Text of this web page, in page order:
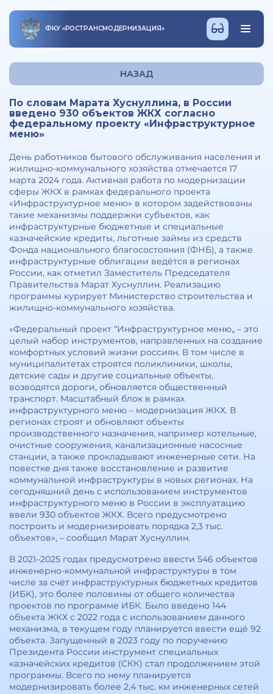
ФКУ «РОСТРАНСМОДЕРНИЗАЦИЯ»
НАЗАД
По словам Марата Хуснуллина, в России
введено 930 объектов ЖКХ согласно
федеральному проекту «Инфраструктурное
меню»
День работников бытового обслуживания населения и
жилищно-коммунального хозяйства отмечается 17
марта 2024 года. Активная работа по модернизации
сферы ЖКХ в рамках федерального проекта
«Инфраструктурное меню» в котором задействованы
такие механизмы поддержки субъектов, как
инфраструктурные бюджетные и специальные
казначейские кредиты, льготные займы из средств
Фонда национального благосостояния (ФНБ), а также
инфраструктурные облигации ведётся в регионах
России, как отметил Заместитель Председателя
Правительства Марат Хуснуллин. Реализацию
программы курирует Министерство строительства и
жилищно-коммунального хозяйства.
«Федеральный проект “Инфраструктурное меню„ – это
целый набор инструментов, направленных на создание
комфортных условий жизни россиян. В том числе в
муниципалитетах строятся поликлиники, школы,
детские сады и другие социальные объекты,
возводятся дороги, обновляется общественный
транспорт. Масштабный блок в рамках
инфраструктурного меню – модернизация ЖКХ. В
регионах строят и обновляют объекты
производственного назначения, например котельные,
очистные сооружения, канализационные насосные
станции, а также прокладывают инженерные сети. На
повестке дня также восстановление и развитие
коммунальной инфраструктуры в новых регионах. На
сегодняшний день с использованием инструментов
инфраструктурного меню в России в эксплуатацию
ввели 930 объектов ЖКХ. Всего предусмотрено
построить и модернизировать порядка 2,3 тыс.
объектов», – сообщил Марат Хуснуллин.
В 2021–2025 годах предусмотрено ввести 546 объектов
инженерно-коммунальной инфраструктуры в том
числе за счёт инфраструктурных бюджетных кредитов
(ИБК), это более половины от общего количества
проектов по программе ИБК. Было введено 144
объекта ЖКХ с 2022 года с использованием данного
механизма, в текущем году планируется ввести ещё 92
объекта. Запущенный в 2023 году по поручению
Президента России инструмент специальных
казначейских кредитов (СКК) стал продолжением этой
программы. Всего по нему планируется
модернизировать более 2,4 тыс. км инженерных сетей